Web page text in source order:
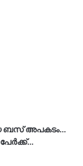
ബസ് അപകടം…
പേർക്ക്…